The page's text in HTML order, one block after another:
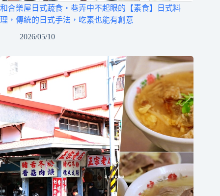
和合樂屋日式蔬食‧巷弄中不起眼的【素食】日式料
理，傳統的日式手法，吃素也能有創意
2026/05/10